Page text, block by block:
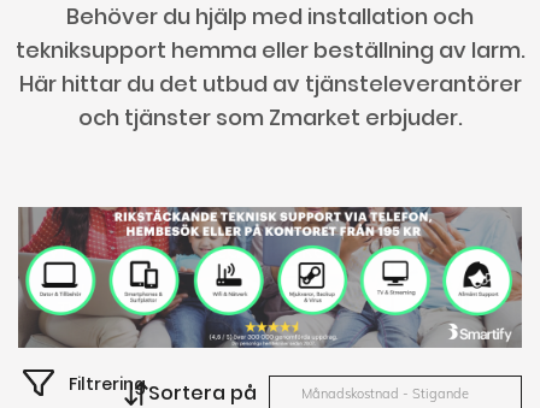
Behöver du hjälp med installation och
tekniksupport hemma eller beställning av larm.
Här hittar du det utbud av tjänsteleverantörer
och tjänster som Zmarket erbjuder.
FiltreringSortera på Månadskostnad - Stigande